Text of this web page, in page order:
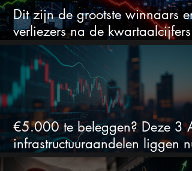
Dit zijn de grootste winnaars en
verliezers na de kwartaalcijfers
(2 springen eruit)
€5.000 te beleggen? Deze 3
infrastructuuraandelen liggen nu
in de uitverkoop